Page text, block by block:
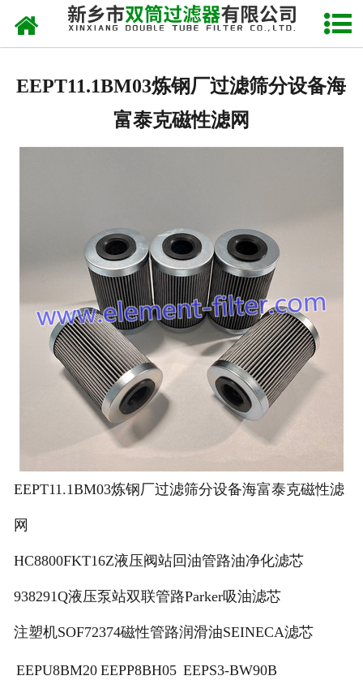
网站首页
新闻中心
在线留言
联系我们
网站地图
EEPT11.1BM03炼钢厂过滤筛分设备海
富泰克磁性滤网
EEPT11.1BM03炼钢厂过滤筛分设备海富泰克磁性滤
网
HC8800FKT16Z液压阀站回油管路油净化滤芯
938291Q液压泵站双联管路Parker吸油滤芯
注塑机SOF72374磁性管路润滑油SEINECA滤芯
EEPU8BM20 EEPP8BH05 EEPS3-BW90B